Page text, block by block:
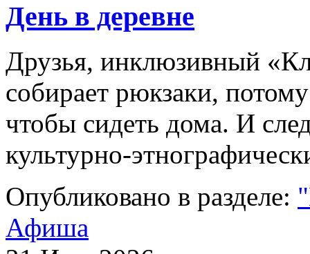
День в деревне
Друзья, инклюзивный
собирает рюкзаки,
чтобы сидеть дома. И
культурно-
Опубликовано в разделе:
Афиша